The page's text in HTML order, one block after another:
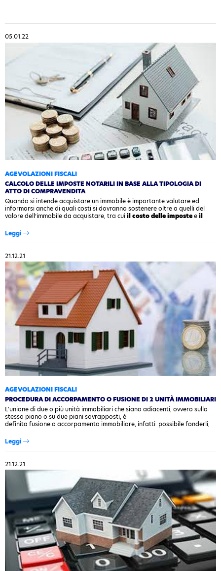
05.01.22
AGEVOLAZIONI FISCALI
CALCOLO DELLE IMPOSTE NOTARILI IN BASE ALLA TIPOLOGIA DI
ATTO DI COMPRAVENDITA
Quando si intende acquistare un immobile è importante valutare ed
informarsi anche di quali costi si dovranno sostenere oltre a quelli del
valore dell’immobile da acquistare, tra cuiil costo delle imposteeil
Leggi
21.12.21
AGEVOLAZIONI FISCALI
PROCEDURA DI ACCORPAMENTO O FUSIONE DI 2 UNITÀ IMMOBILIARI
L'unione di due o più unità immobiliari che siano adiacenti, ovvero sullo
stesso piano o su due piani sovrapposti, è
definita fusione o accorpamento immobiliare, infatti possibile fonderli,
Leggi
21.12.21